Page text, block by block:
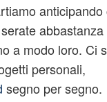
anticipando
abbastanza
a modo loro. Ci
personali,
segno per segno.